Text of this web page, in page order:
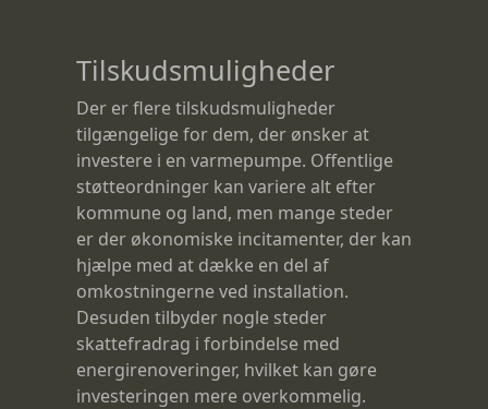
Tilskudsmuligheder
Der er flere tilskudsmuligheder
tilgængelige for dem, der ønsker at
investere i en varmepumpe. Offentlige
støtteordninger kan variere alt efter
kommune og land, men mange steder
er der økonomiske incitamenter, der kan
hjælpe med at dække en del af
omkostningerne ved installation.
Desuden tilbyder nogle steder
skattefradrag i forbindelse med
energirenoveringer, hvilket kan gøre
investeringen mere overkommelig.